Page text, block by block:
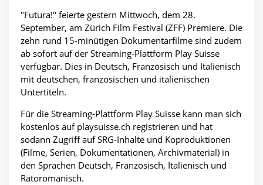
"Futura!" feierte gestern Mittwoch, dem 28.
September, am Zürich Film Festival (ZFF) Premiere. Die
zehn rund 15-minütigen Dokumentarfilme sind zudem
ab sofort auf der Streaming-Plattform Play Suisse
verfügbar. Dies in Deutsch, Französisch und Italienisch
mit deutschen, französischen und italienischen
Untertiteln.
Für die Streaming-Plattform Play Suisse kann man sich
kostenlos auf playsuisse.ch registrieren und hat
sodann Zugriff auf SRG-Inhalte und Koproduktionen
(Filme, Serien, Dokumentationen, Archivmaterial) in
den Sprachen Deutsch, Französisch, Italienisch und
Rätoromanisch.